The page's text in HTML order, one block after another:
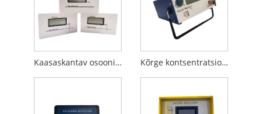
Kaasaskantav osooni gaasidetektor Kõrge kontsentratsiooniga O3 meeter